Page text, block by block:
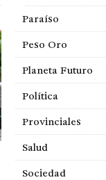
Paraíso
Peso Oro
Planeta Futuro
Política
Provinciales
Salud
Sociedad